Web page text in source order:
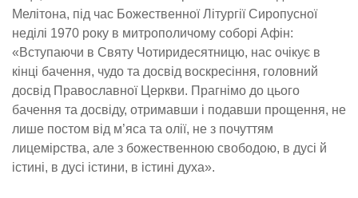
Мелітона, під час Божественної ЛітургіїСиропусної
неділі 1970 року в митрополичому соборі Афін:
«Вступаючи в Святу Чотиридесятницю, нас очікує в
кінці бачення, чудо та досвід воскресіння, головний
досвід Православної Церкви. Прагнімо до цього
бачення та досвіду, отримавши і подавши прощення, не
лише постом від м’яса та олії, не з почуттям
лицемірства, але з божественною свободою, в дусі й
істині, в дусі істини, в істині духа».